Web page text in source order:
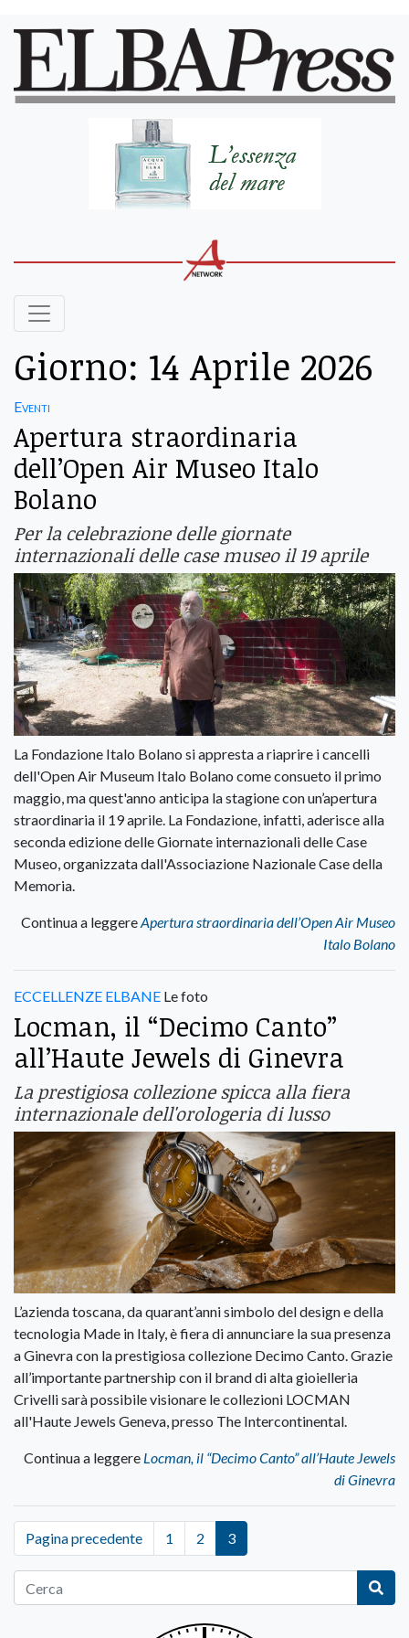
Giorno: 14 Aprile 2026
Eventi
Apertura straordinaria
dell’Open Air Museo Italo
Bolano
Per la celebrazione delle giornate
internazionali delle case museo il 19 aprile
La Fondazione Italo Bolano si appresta a riaprire i cancelli
dell'Open Air Museum Italo Bolano come consueto il primo
maggio, ma quest'anno anticipa la stagione con un’apertura
straordinaria il 19 aprile. La Fondazione, infatti, aderisce alla
seconda edizione delle Giornate internazionali delle Case
Museo, organizzata dall'Associazione Nazionale Case della
Memoria.
Continua a leggereApertura straordinaria dell’Open Air Museo
Italo Bolano
ECCELLENZE ELBANE Le foto
Locman, il “Decimo Canto”
all’Haute Jewels di Ginevra
La prestigiosa collezione spicca alla fiera
internazionale dell'orologeria di lusso
L’azienda toscana, da quarant’anni simbolo del design e della
tecnologia Made in Italy, è fiera di annunciare la sua presenza
a Ginevra con la prestigiosa collezione Decimo Canto. Grazie
all’importante partnership con il brand di alta gioielleria
Crivelli sarà possibile visionare le collezioni LOCMAN
all'Haute Jewels Geneva, presso The Intercontinental.
Continua a leggere Locman, il “Decimo Canto” all’Haute Jewels
di Ginevra
Pagina precedente 1 2 3